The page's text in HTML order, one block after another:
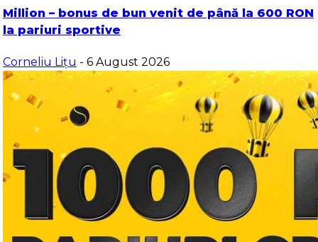
Million – bonus de bun venit de până la 600 RON
la pariuri sportive
Corneliu Lițu - 6 August 2026